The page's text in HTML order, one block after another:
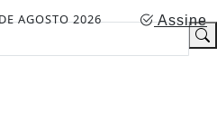
Assine
AGOSTO 2026